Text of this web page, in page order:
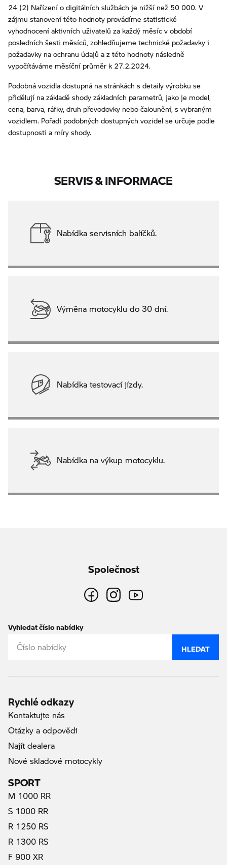
24 (2) Nařízení o digitálních službách je nižší než 50 000. V
zájmu stanovení této hodnoty provádíme statistické
vyhodnocení aktivních uživatelů za každý měsíc v období
posledních šesti měsíců, zohledňujeme technické požadavky i
požadavky na ochranu údajů a z této hodnoty následně
vypočítáváme měsíční průměr k 27.2.2024.
Podobná vozidla dostupná na stránkách s detaily výrobku se
přidělují na základě shody základních parametrů, jako je model,
cena, barva, ráfky, druh převodovky nebo čalounění, s vybraným
vozidlem. Pořadí podobných dostupných vozidel se určuje podle
dostupnosti a míry shody.
SERVIS & INFORMACE
Nabídka servisních balíčků.
Výměna motocyklu do 30 dní.
Nabídka testovací jízdy.
Nabídka na výkup motocyklu.
Společnost
Vyhledat číslo nabídky
HLEDAT
Rychlé odkazy
Kontaktujte nás
Otázky a odpovědi
Najít dealera
Nové skladové motocykly
SPORT
M 1000 RR
S 1000 RR
R 1250 RS
R 1300 RS
F 900 XR